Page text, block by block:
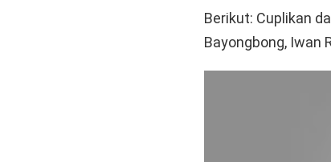
Berikut: Cuplikan
Bayongbong, Iwan